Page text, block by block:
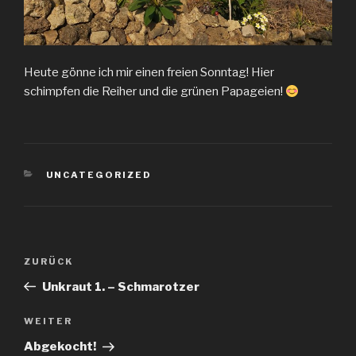
Heute gönne ich mir einen freien Sonntag! Hier
schimpfen die Reiher und die grünen Papageien!
KATEGORIEN
UNCATEGORIZED
Beitragsnavigation
Vorheriger
Beitrag
ZURÜCK
Unkraut 1. – Schmarotzer
Nächster
Beitrag
WEITER
Abgekocht!